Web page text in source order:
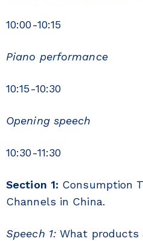
10:00-10:15
Piano performance
10:15-10:30
Opening speech
10:30-11:30
Section 1: Consumption
Channels in China.
Speech 1:What products